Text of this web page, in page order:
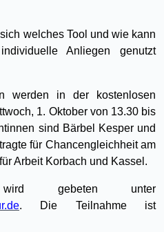
welches Tool und wie kann
Anliegen genutzt
werden in der kostenlosen
1. Oktober von 13.30 bis
sind Bärbel Kesper und
für Chancengleichheit am
Arbeit Korbach und Kassel.
gebeten unter
. Die Teilnahme ist